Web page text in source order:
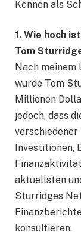
Können als
1. Wie hoch
Tom
Nach meinem
wurde Tom
Millionen
jedoch, dass
Investitionen,
aktuellsten
Sturridges
konsultieren.